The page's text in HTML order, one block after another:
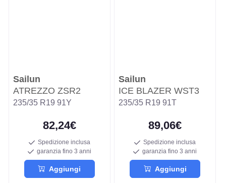
Sailun
ATREZZO ZSR2
235/35 R19 91Y
82,24€
Spedizione inclusa
garanzia fino 3 anni
Aggiungi
Sailun
ICE BLAZER WST3
235/35 R19 91T
89,06€
Spedizione inclusa
garanzia fino 3 anni
Aggiungi